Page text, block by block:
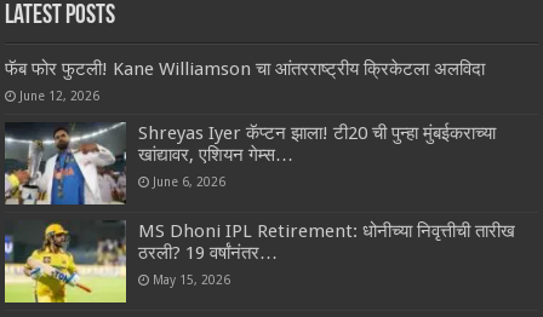
Latest Posts
फॅब फोर फुटली! Kane Williamson चा आंतरराष्ट्रीय क्रिकेटला अलविदा
June 12, 2026
Shreyas Iyer कॅप्टन झाला! टी20 ची पुन्हा मुंबईकराच्या
खांद्यावर, एशियन गेम्स…
June 6, 2026
MS Dhoni IPL Retirement: धोनीच्या निवृत्तीची तारीख
ठरली? 19 वर्षांनंतर…
May 15, 2026